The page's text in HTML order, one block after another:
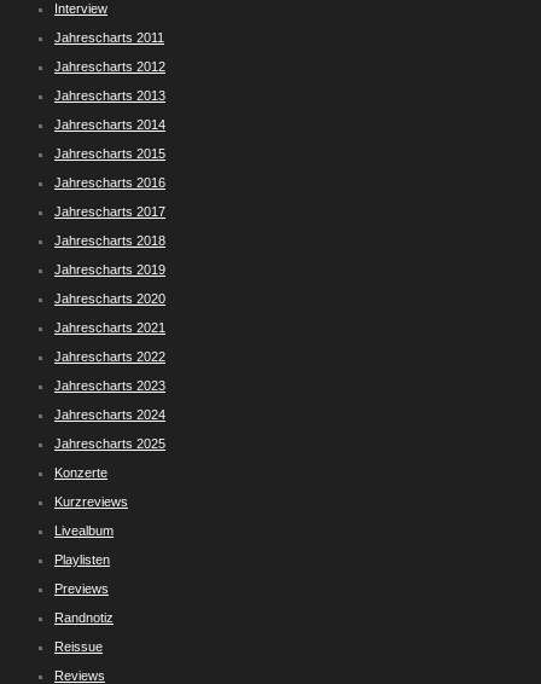
Interview
Jahrescharts 2011
Jahrescharts 2012
Jahrescharts 2013
Jahrescharts 2014
Jahrescharts 2015
Jahrescharts 2016
Jahrescharts 2017
Jahrescharts 2018
Jahrescharts 2019
Jahrescharts 2020
Jahrescharts 2021
Jahrescharts 2022
Jahrescharts 2023
Jahrescharts 2024
Jahrescharts 2025
Konzerte
Kurzreviews
Livealbum
Playlisten
Previews
Randnotiz
Reissue
Reviews